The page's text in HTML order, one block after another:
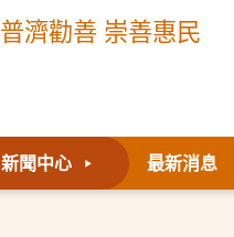
普濟勸善 崇善惠民
新聞中心 最新消息